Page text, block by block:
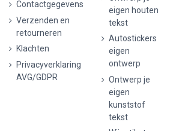
Contactgegevens
Verzenden en
retourneren
Klachten
Privacyverklaring
AVG/GDPR
eigen houten
tekst
Autostickers
eigen
ontwerp
Ontwerp je
eigen
kunststof
tekst